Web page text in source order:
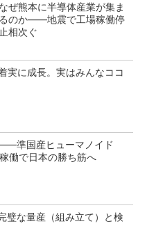
なぜ熊本に半導体産業が集ま
るのか――地震で工場稼働停
止相次ぐ
実に成長。実はみんなココ
準国産ヒューマノイド
働で日本の勝ち筋へ
璧な量産（組み立て）と検